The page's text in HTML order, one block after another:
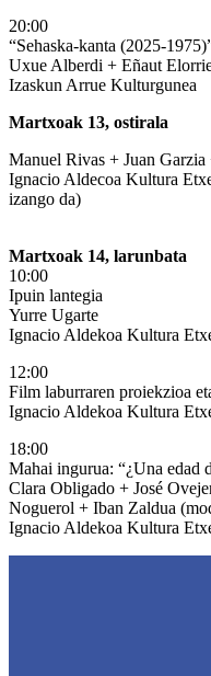
20:00
“Sehaska-kanta (2025-
Uxue Alberdi + Eñaut
Izaskun Arrue Kulturgunea
Martxoak 13, ostirala
Manuel Rivas + Juan
Ignacio Aldecoa Kultura
izango da)
Martxoak 14, larunbata
10:00
Ipuin lantegia
Yurre Ugarte
Ignacio Aldekoa Kultura
12:00
Film laburraren proiekzioa
Ignacio Aldekoa Kultura
18:00
Mahai ingurua: “¿Una edad
Clara Obligado + José
Noguerol + Iban Zaldua
Ignacio Aldekoa Kultura